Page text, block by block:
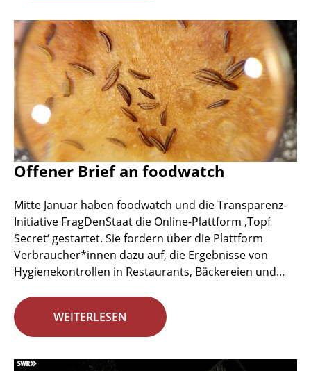
Offener Brief an foodwatch
Mitte Januar haben foodwatch und die Transparenz-
Initiative FragDenStaat die Online-Plattform ‚Topf
Secret‘ gestartet. Sie fordern über die Plattform
Verbraucher*innen dazu auf, die Ergebnisse von
Hygienekontrollen in Restaurants, Bäckereien und...
WEITERLESEN